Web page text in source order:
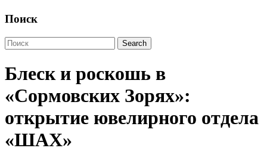
Поиск
Блеск и роскошь в
«Сормовских Зорях»:
открытие ювелирного отдела
«ШАХ»